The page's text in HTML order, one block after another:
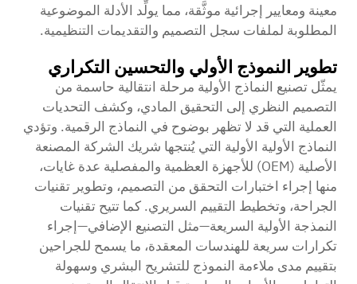
معينة ومعايير إجرائية موثَّقة، مما يولِّد الأدلة الموضوعية
المطلوبة لملفات سجل التصميم والتقديمات التنظيمية.
تطوير النموذج الأولي والتحسين التكراري
يمثّل تصنيع النماذج الأولية مرحلة انتقالية حاسمة من
التصميم النظري إلى التحقيق المادي، وكشف التحديات
العملية التي قد لا تظهر بوضوح في النماذج الرقمية. وتؤدي
النماذج الأولية الأولية التي يُنتجها شريك الشركة المصنعة
الأصلية (OEM) للأجهزة العظمية والمفصلية عدة غايات،
منها إجراء اختبارات التحقق من التصميم، وتطوير تقنيات
الجراحة، وتخطيط التقييم السريري. كما تتيح تقنيات
النمذجة الأولية السريعة—مثل التصنيع الإضافي—إجراء
تكرارات سريعة للهندسات المعقدة، ما يسمح للجراحين
بتقييم مدى ملاءمة النموذج للتشريح البشري وسهولة